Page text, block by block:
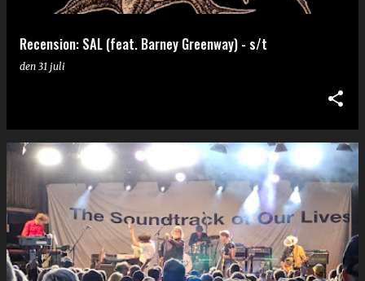
Recension: SAL (feat. Barney Greenway) - s/t
den 31 juli